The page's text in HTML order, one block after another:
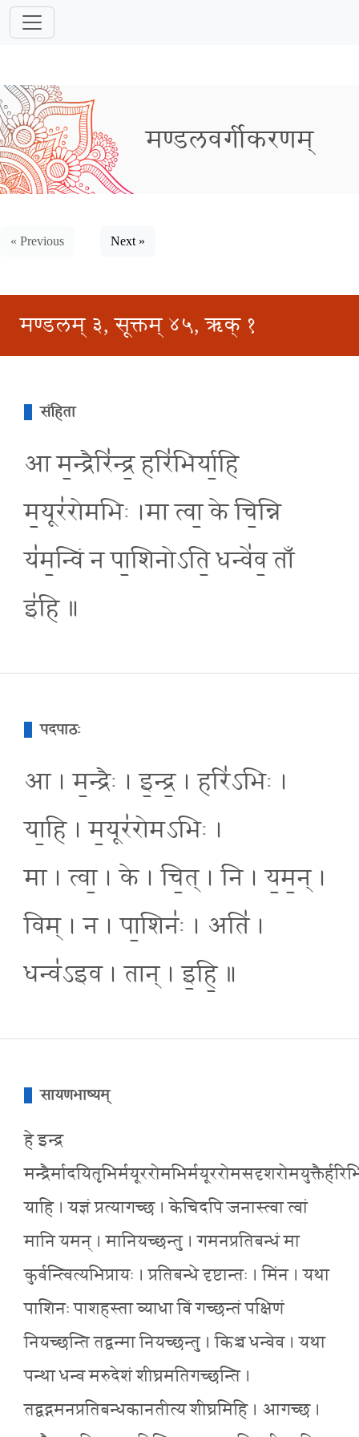
मण्डलवर्गीकरणम्
« Previous Next »
मण्डलम् ३, सूक्तम् ४५, ऋक् १
संहिता
आ म॒न्द्रैरि॑न्द्र॒ हरि॑भिर्या॒हि
म॒यूर॑रोमभिः ।मा त्वा॒ के चि॒न्नि
य॑म॒न्विं न पा॒शिनोऽति॒ धन्वे॑व॒ ताँ
इ॑हि ॥
पदपाठः
आ । म॒न्द्रैः । इ॒न्द्र॒ । हरि॑ऽभिः ।
या॒हि । म॒यूर॑रोमऽभिः ।
मा । त्वा॒ । के । चि॒त् । नि । य॒म॒न् ।
विम् । न । पा॒शिनः॑ । अति॑ ।
धन्व॑ऽइव । तान् । इ॒हि॒ ॥
सायणभाष्यम्
हे इन्द्र
याहि । यज्ञं प्रत्यागच्छ । केचिदपि जनास्त्वा त्वां
मानि यमन् । मानियच्छन्तु । गमनप्रतिबन्धं मा
कुर्वन्त्वित्यभिप्रायः । प्रतिबन्धे दृष्टान्तः । मिंन । यथा
पाशिनः पाशहस्ता व्याधा विं गच्छन्तं पक्षिणं
नियच्छन्ति तद्वन्मा नियच्छन्तु । किञ्च धन्वेव । यथा
पन्था धन्व मरुदेशं शीघ्रमतिगच्छन्ति ।
तद्वद्गमनप्रतिबन्धकानतीत्य शीघ्रमिहि । आगच्छ ।